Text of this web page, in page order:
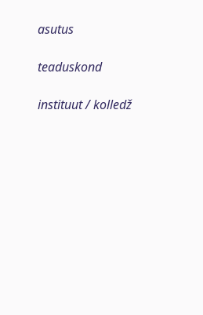
asutus
teaduskond
instituut / kolledž